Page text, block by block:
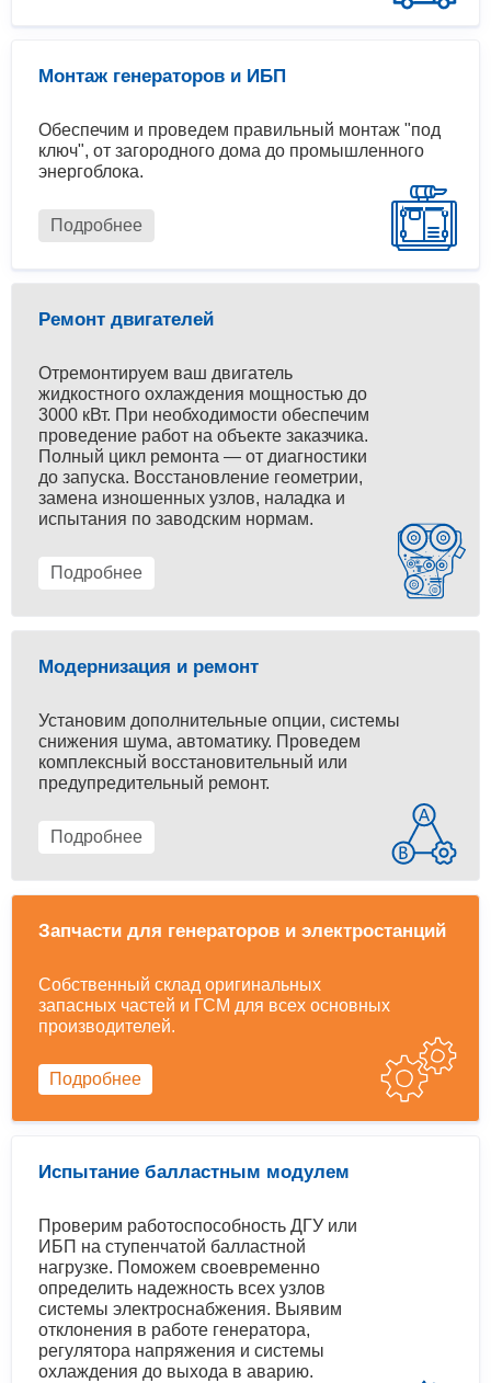
Монтаж генераторов и ИБП
Обеспечим и проведем правильный монтаж "под
ключ", от загородного дома до промышленного
энергоблока.
Подробнее
Ремонт двигателей
Отремонтируем ваш двигатель
жидкостного охлаждения мощностью до
3000 кВт. При необходимости обеспечим
проведение работ на объекте заказчика.
Полный цикл ремонта — от диагностики
до запуска. Восстановление геометрии,
замена изношенных узлов, наладка и
испытания по заводским нормам.
Подробнее
Модернизация и ремонт
Установим дополнительные опции, системы
снижения шума, автоматику. Проведем
комплексный восстановительный или
предупредительный ремонт.
Подробнее
Запчасти для генераторов и электростанций
Собственный склад оригинальных
запасных частей и ГСМ для всех основных
производителей.
Подробнее
Испытание балластным модулем
Проверим работоспособность ДГУ или
ИБП на ступенчатой балластной
нагрузке. Поможем своевременно
определить надежность всех узлов
системы электроснабжения. Выявим
отклонения в работе генератора,
регулятора напряжения и системы
охлаждения до выхода в аварию.